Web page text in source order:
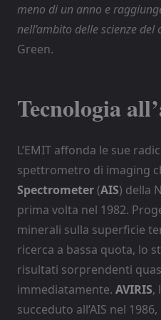
meno di un anno e
nell’ambito delle scienze del
Green.
Tecnologia
L’EMIT affonda le sue
spettrometro di imaging
Spectrometer(AIS) della
prima volta nel 1982.
minerali sulla superficie
ricerca a bassa quota, lo
risultati sorprendenti
immediatamente. AVIRIS,
succeduto all’AIS nel